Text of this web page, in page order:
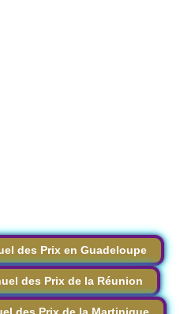
des Prix en Guadeloupe
des Prix de la Réunion